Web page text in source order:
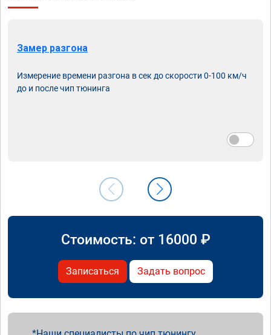
Замер разгона
Измерение времени разгона в сек до скорости 0-100 км/ч
до и после чип тюнинга
Стоимость: от 16000 ₽
Записаться Задать вопрос